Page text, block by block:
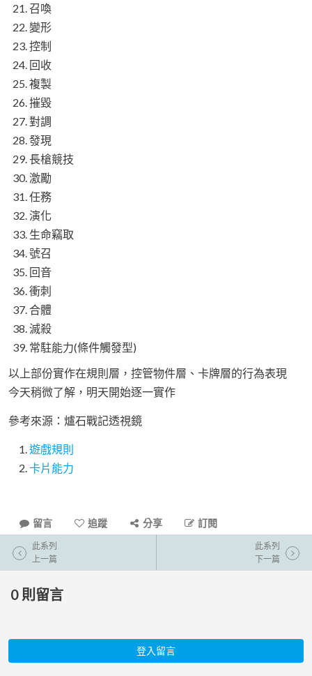
召喚
變形
控制
回收
複製
摧毀
對調
發現
長槍競技
激勵
任務
演化
生命竊取
號召
回音
衝刺
合體
滅殺
常駐能力(條件觸發型)
以上部份實作在規則層，控管物件層、卡牌層的行為表現
今天稍微了解，明天開始逐一實作
參考來源：爐石戰記透視鏡
遊戲規則
卡片能力
留言 追蹤 分享 訂閱
此系列
上一篇
此系列
下一篇
0 則留言
登入留言